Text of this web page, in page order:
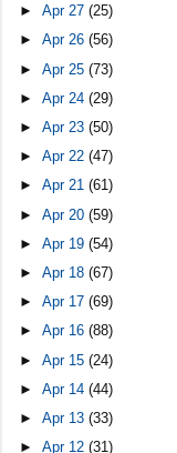
►Apr 27(25)
►Apr 26(56)
►Apr 25(73)
►Apr 24(29)
►Apr 23(50)
►Apr 22(47)
►Apr 21(61)
►Apr 20(59)
►Apr 19(54)
►Apr 18(67)
►Apr 17(69)
►Apr 16(88)
►Apr 15(24)
►Apr 14(44)
►Apr 13(33)
►Apr 12(31)